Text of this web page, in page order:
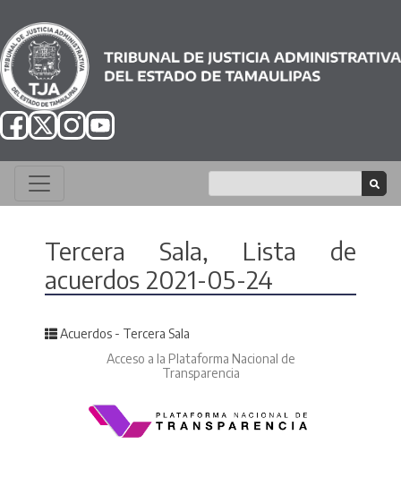
Tercera Sala, Lista de
acuerdos 2021-05-24
Posted in
Acuerdos - Tercera Sala
Acceso a la Plataforma Nacional de
Transparencia